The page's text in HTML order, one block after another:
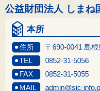
公益財団法人 しまね
本所
住所 〒690-0041 島
TEL
0852-31-5056
FAX
0852-31-5055
MAIL
admin@sic-